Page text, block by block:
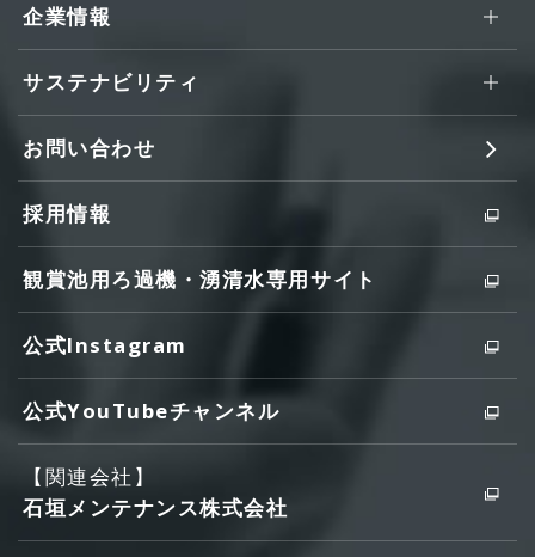
企業情報
サステナビリティ
お問い合わせ
採用情報
観賞池用ろ過機・湧清水専用サイト
公式Instagram
公式YouTubeチャンネル
【関連会社】
石垣メンテナンス株式会社